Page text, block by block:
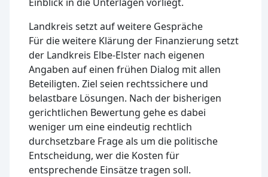
Landkreis setzt auf weitere Gespräche
Für die weitere Klärung der Finanzierung setzt
der Landkreis Elbe-Elster nach eigenen
Angaben auf einen frühen Dialog mit allen
Beteiligten. Ziel seien rechtssichere und
belastbare Lösungen. Nach der bisherigen
gerichtlichen Bewertung gehe es dabei
weniger um eine eindeutig rechtlich
durchsetzbare Frage als um die politische
Entscheidung, wer die Kosten für
entsprechende Einsätze tragen soll.